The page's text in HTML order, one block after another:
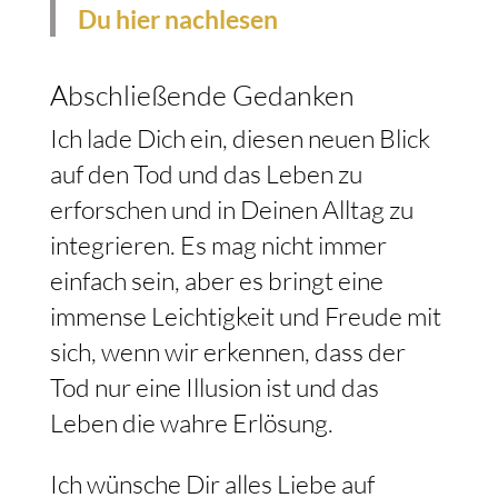
Du hier nachlesen
Abschließende Gedanken
Ich lade Dich ein, diesen neuen Blick
auf den Tod und das Leben zu
erforschen und in Deinen Alltag zu
integrieren. Es mag nicht immer
einfach sein, aber es bringt eine
immense Leichtigkeit und Freude mit
sich, wenn wir erkennen, dass der
Tod nur eine Illusion ist und das
Leben die wahre Erlösung.
Ich wünsche Dir alles Liebe auf